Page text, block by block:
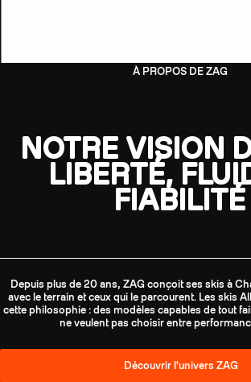
À PROPOS DE ZAG
NOTRE VISION
LIBERTÉ,
FIABILITÉ
Depuis plus de 20 ans, ZAG conçoit ses skis à
avec le terrain et ceux qui le parcourent. Les skis
cette philosophie : des modèles capables de tout
ne veulent pas choisir entre
Découvrir l'univers ZAG